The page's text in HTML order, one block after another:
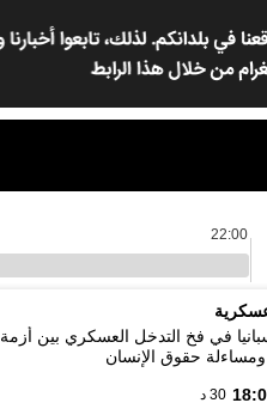
22:00
في فخ التدخل العسكري بين أزمة
ومساءلة حقوق الإنسان
30 د